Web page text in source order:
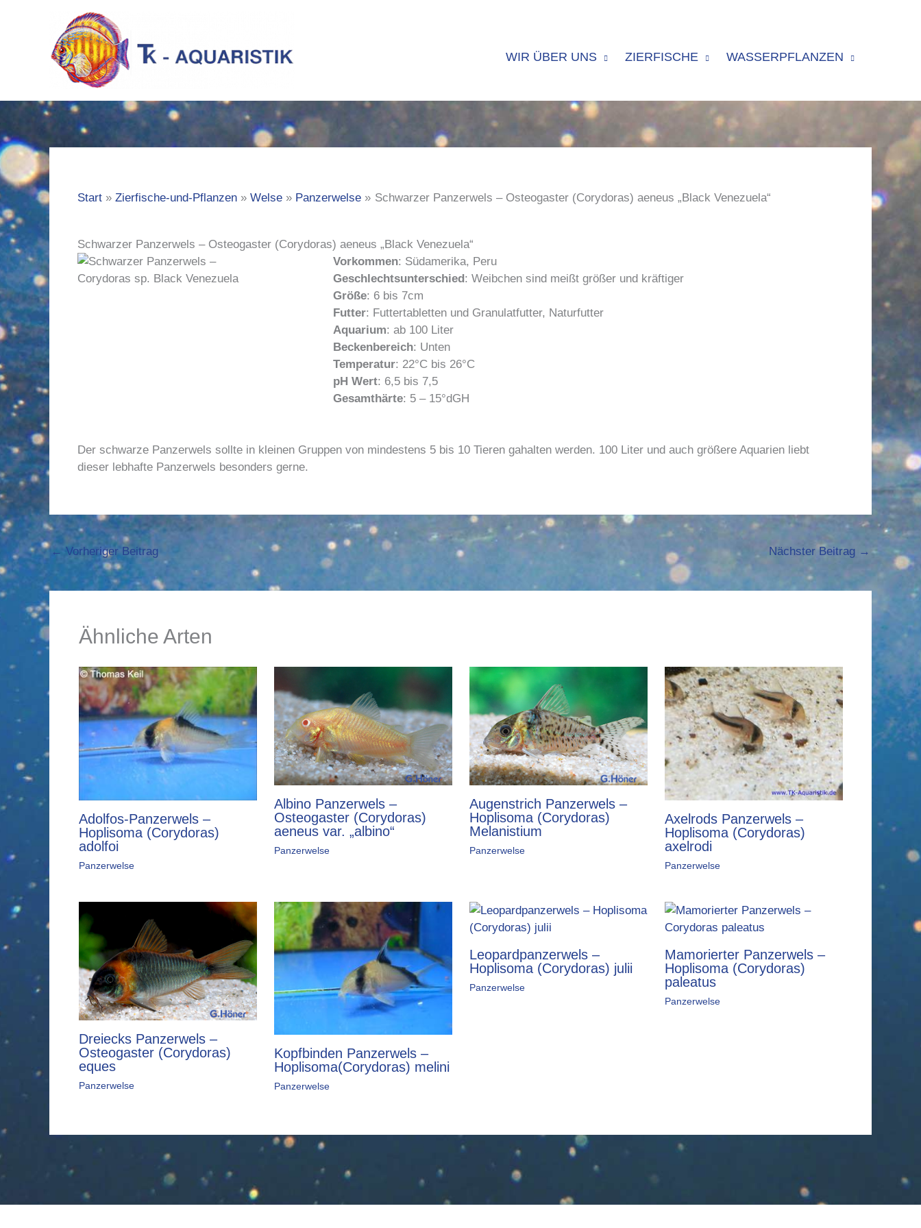
WIR ÜBER UNS ZIERFISCHE WASSERPFLANZEN
Start Zierfische-und-Pflanzen Welse Panzerwelse Schwarzer Panzerwels – Osteogaster (Corydoras) aeneus „Black Venezuela“
Schwarzer Panzerwels – Osteogaster (Corydoras) aeneus „Black Venezuela“
Vorkommen: Südamerika, Peru
Geschlechtsunterschied: Weibchen sind meißt größer und kräftiger
Größe: 6 bis 7cm
Futter: Futtertabletten und Granulatfutter, Naturfutter
Aquarium: ab 100 Liter
Beckenbereich: Unten
Temperatur: 22°C bis 26°C
pH Wert: 6,5 bis 7,5
Gesamthärte: 5 – 15°dGH
Der schwarze Panzerwels sollte in kleinen Gruppen von mindestens 5 bis 10 Tieren gahalten werden. 100 Liter und auch größere Aquarien liebt
dieser lebhafte Panzerwels besonders gerne.
← Vorheriger Beitrag Nächster Beitrag →
Ähnliche Arten
Adolfos-Panzerwels –
Hoplisoma (Corydoras)
adolfoi
Panzerwelse
Albino Panzerwels –
Osteogaster (Corydoras)
aeneus var. „albino“
Panzerwelse
Augenstrich Panzerwels –
Hoplisoma (Corydoras)
Melanistium
Panzerwelse
Axelrods Panzerwels –
Hoplisoma (Corydoras)
axelrodi
Panzerwelse
Dreiecks Panzerwels –
Osteogaster (Corydoras)
eques
Panzerwelse
Kopfbinden Panzerwels –
Hoplisoma(Corydoras) melini
Panzerwelse
Leopardpanzerwels –
Hoplisoma (Corydoras) julii
Panzerwelse
Mamorierter Panzerwels –
Hoplisoma (Corydoras)
paleatus
Panzerwelse